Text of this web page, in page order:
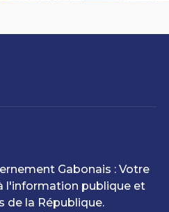
Gabonais : Votre
l'information publique et
de la République.